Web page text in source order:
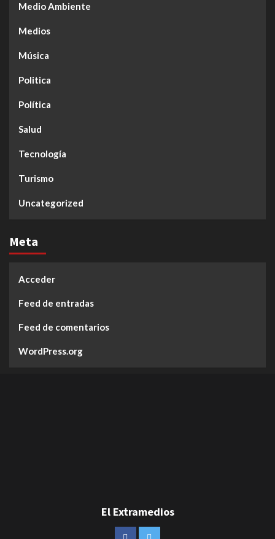
Medio Ambiente
Medios
Música
Politica
Política
Salud
Tecnología
Turismo
Uncategorized
Meta
Acceder
Feed de entradas
Feed de comentarios
WordPress.org
El Extramedios